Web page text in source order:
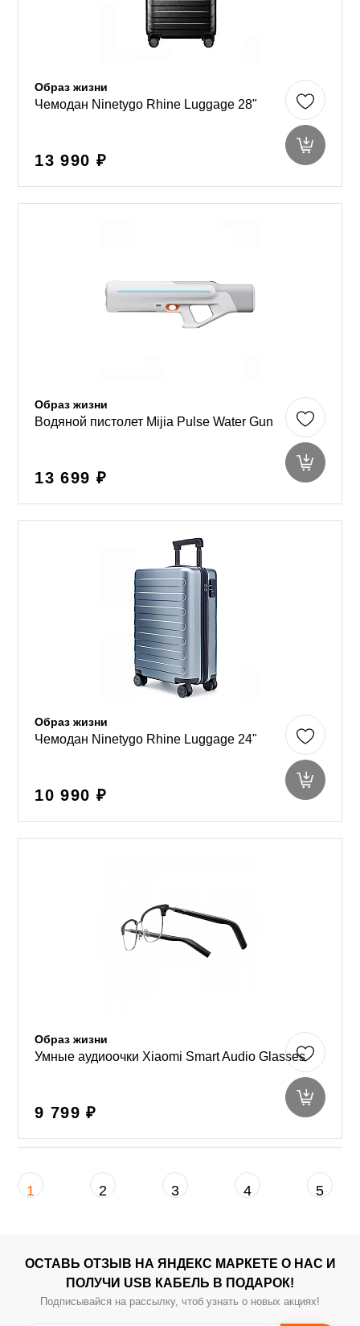
Образ жизни
Чемодан Ninetygo Rhine Luggage 28"
13 990 ₽
Образ жизни
Водяной пистолет Mijia Pulse Water Gun
13 699 ₽
Образ жизни
Чемодан Ninetygo Rhine Luggage 24"
10 990 ₽
Образ жизни
Умные аудиоочки Xiaomi Smart Audio Glasses
9 799 ₽
1 2 3 4 5
ОСТАВЬ ОТЗЫВ НА ЯНДЕКС МАРКЕТЕ О НАС И
ПОЛУЧИ USB КАБЕЛЬ В ПОДАРОК!
Подписывайся на рассылку, чтоб узнать о новых акциях!